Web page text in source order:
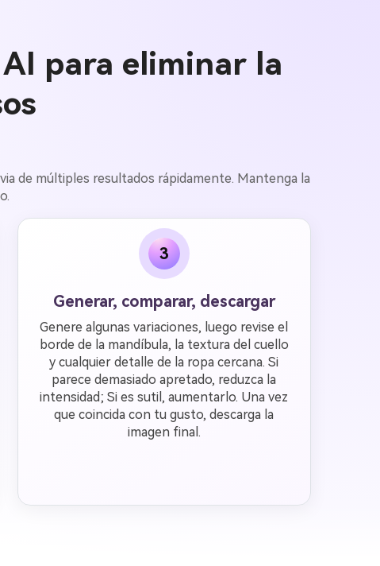
para eliminar la
de múltiples resultados rápidamente. Mantenga la
3
Generar, comparar, descargar
Genere algunas variaciones, luego revise el
borde de la mandíbula, la textura del cuello
y cualquier detalle de la ropa cercana. Si
parece demasiado apretado, reduzca la
intensidad; Si es sutil, aumentarlo. Una vez
que coincida con tu gusto, descarga la
imagen final.